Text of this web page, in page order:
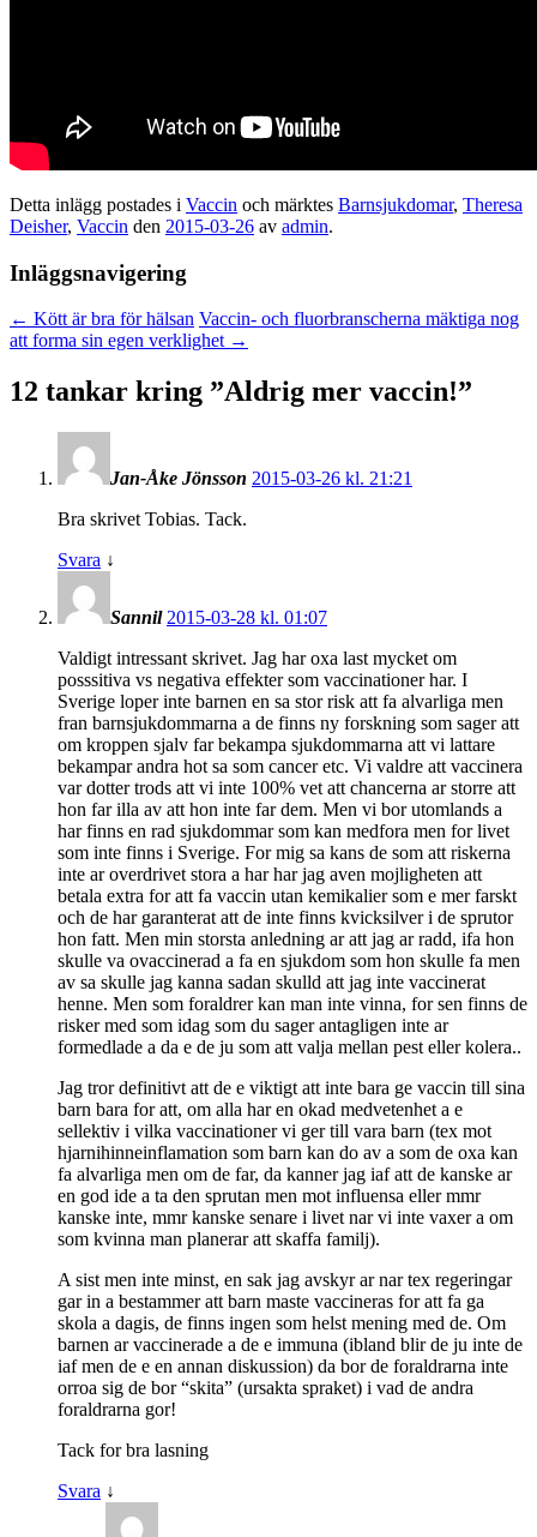
Detta inlägg postades i Vaccin och märktes Barnsjukdomar, Theresa
Deisher, Vaccin den 2015-03-26 av admin.
Inläggsnavigering
← Kött är bra för hälsan Vaccin- och fluorbranscherna mäktiga nog
att forma sin egen verklighet →
12 tankar kring ”Aldrig mer vaccin!”
Jan-Åke Jönsson 2015-03-26 kl. 21:21
Bra skrivet Tobias. Tack.
Svara ↓
Sannil 2015-03-28 kl. 01:07
Valdigt intressant skrivet. Jag har oxa last mycket om
posssitiva vs negativa effekter som vaccinationer har. I
Sverige loper inte barnen en sa stor risk att fa alvarliga men
fran barnsjukdommarna a de finns ny forskning som sager att
om kroppen sjalv far bekampa sjukdommarna att vi lattare
bekampar andra hot sa som cancer etc. Vi valdre att vaccinera
var dotter trods att vi inte 100% vet att chancerna ar storre att
hon far illa av att hon inte far dem. Men vi bor utomlands a
har finns en rad sjukdommar som kan medfora men for livet
som inte finns i Sverige. For mig sa kans de som att riskerna
inte ar overdrivet stora a har har jag aven mojligheten att
betala extra for att fa vaccin utan kemikalier som e mer farskt
och de har garanterat att de inte finns kvicksilver i de sprutor
hon fatt. Men min storsta anledning ar att jag ar radd, ifa hon
skulle va ovaccinerad a fa en sjukdom som hon skulle fa men
av sa skulle jag kanna sadan skulld att jag inte vaccinerat
henne. Men som foraldrer kan man inte vinna, for sen finns de
risker med som idag som du sager antagligen inte ar
formedlade a da e de ju som att valja mellan pest eller kolera..
Jag tror definitivt att de e viktigt att inte bara ge vaccin till sina
barn bara for att, om alla har en okad medvetenhet a e
sellektiv i vilka vaccinationer vi ger till vara barn (tex mot
hjarnihinneinflamation som barn kan do av a som de oxa kan
fa alvarliga men om de far, da kanner jag iaf att de kanske ar
en god ide a ta den sprutan men mot influensa eller mmr
kanske inte, mmr kanske senare i livet nar vi inte vaxer a om
som kvinna man planerar att skaffa familj).
A sist men inte minst, en sak jag avskyr ar nar tex regeringar
gar in a bestammer att barn maste vaccineras for att fa ga
skola a dagis, de finns ingen som helst mening med de. Om
barnen ar vaccinerade a de e immuna (ibland blir de ju inte de
iaf men de e en annan diskussion) da bor de foraldrarna inte
orroa sig de bor “skita” (ursakta spraket) i vad de andra
foraldrarna gor!
Tack for bra lasning
Svara ↓